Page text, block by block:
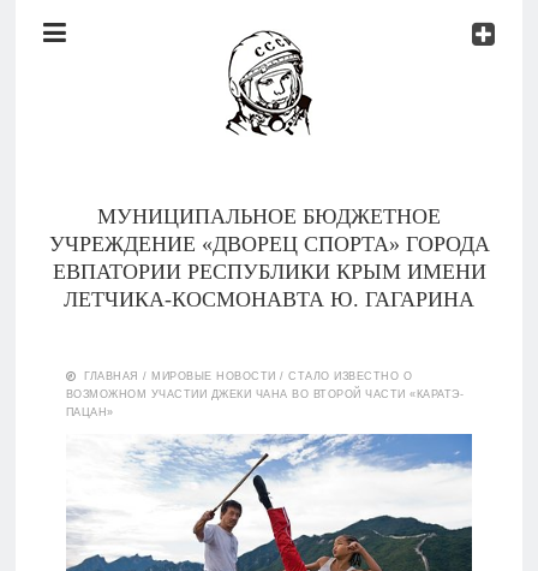
Документы
МУНИЦИПАЛЬНОЕ БЮДЖЕТНОЕ
УЧРЕЖДЕНИЕ «ДВОРЕЦ СПОРТА» ГОРОДА
ЕВПАТОРИИ РЕСПУБЛИКИ КРЫМ ИМЕНИ
ЛЕТЧИКА-КОСМОНАВТА Ю. ГАГАРИНА
Тренеры
Документы
Контакты
ГЛАВНАЯ / МИРОВЫЕ НОВОСТИ /СТАЛО ИЗВЕСТНО О
ВОЗМОЖНОМ УЧАСТИИ ДЖЕКИ ЧАНА ВО ВТОРОЙ ЧАСТИ «КАРАТЭ-
ПАЦАН»